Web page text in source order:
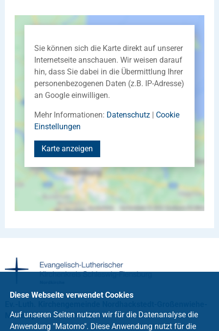
Sie können sich die Karte direkt auf unserer
Internetseite anschauen. Wir weisen darauf
hin, dass Sie dabei in die Übermittlung Ihrer
personenbezogenen Daten (z.B. IP-Adresse)
an Google einwilligen.
Mehr Informationen: Datenschutz | Cookie
Einstellungen
Karte anzeigen
Medelby
Diese Webseite verwendet Cookies
Auf unseren Seiten nutzen wir für die Datenanalyse die
Anwendung "Matomo". Diese Anwendung nutzt für die